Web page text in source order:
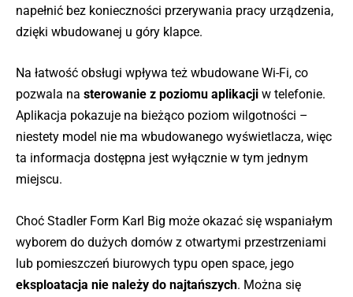
napełnić bez konieczności przerywania pracy urządzenia,
dzięki wbudowanej u góry klapce.
Na łatwość obsługi wpływa też wbudowane Wi-Fi, co
pozwala na sterowanie z poziomu aplikacji w telefonie.
Aplikacja pokazuje na bieżąco poziom wilgotności –
niestety model nie ma wbudowanego wyświetlacza, więc
ta informacja dostępna jest wyłącznie w tym jednym
miejscu.
Choć Stadler Form Karl Big może okazać się wspaniałym
wyborem do dużych domów z otwartymi przestrzeniami
lub pomieszczeń biurowych typu open space, jego
eksploatacja nie należy do najtańszych. Można się